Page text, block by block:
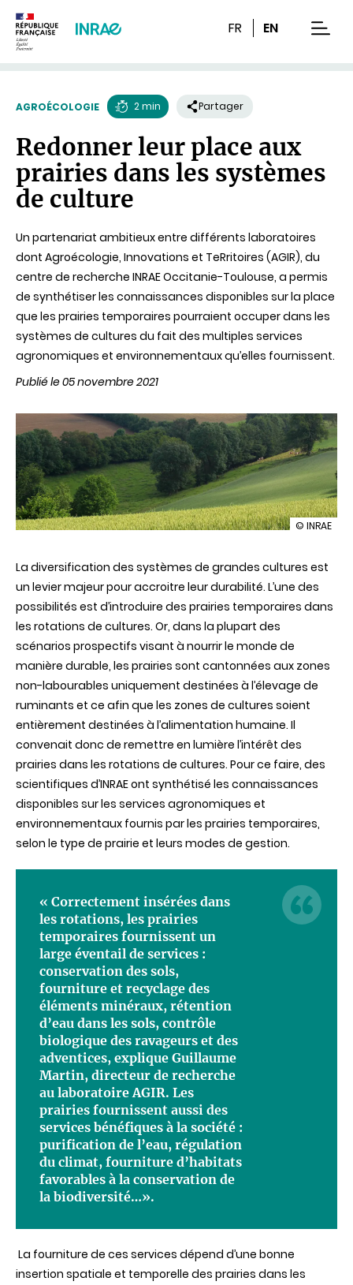
FR EN
AGROÉCOLOGIE
de
lecture
2 min Partager
Redonner leur place aux
prairies dans les systèmes
de culture
Un partenariat ambitieux entre différents laboratoires
dont Agroécologie, Innovations et TeRritoires (AGIR), du
centre de recherche INRAE Occitanie-Toulouse, a permis
de synthétiser les connaissances disponibles sur la place
que les prairies temporaires pourraient occuper dans les
systèmes de cultures du fait des multiples services
agronomiques et environnementaux qu’elles fournissent.
Publié le 05 novembre 2021
illustration
place
aux
prairies
dans
© INRAE
La diversification des systèmes de grandes cultures est
un levier majeur pour accroitre leur durabilité. L’une des
possibilités est d’introduire des prairies temporaires dans
les rotations de cultures. Or, dans la plupart des
scénarios prospectifs visant à nourrir le monde de
manière durable, les prairies sont cantonnées aux zones
non-labourables uniquement destinées à l’élevage de
ruminants et ce afin que les zones de cultures soient
entièrement destinées à l’alimentation humaine. Il
convenait donc de remettre en lumière l’intérêt des
prairies dans les rotations de cultures. Pour ce faire, des
scientifiques d’INRAE ont synthétisé les connaissances
disponibles sur les services agronomiques et
environnementaux fournis par les prairies temporaires,
selon le type de prairie et leurs modes de gestion.
« Correctement insérées dans
les rotations, les prairies
temporaires fournissent un
large éventail de services :
conservation des sols,
fourniture et recyclage des
éléments minéraux, rétention
d’eau dans les sols, contrôle
biologique des ravageurs et des
adventices, explique Guillaume
Martin, directeur de recherche
au laboratoire AGIR. Les
prairies fournissent aussi des
services bénéfiques à la société :
purification de l’eau, régulation
du climat, fourniture d’habitats
favorables à la conservation de
la biodiversité…».
La fourniture de ces services dépend d’une bonne
insertion spatiale et temporelle des prairies dans les